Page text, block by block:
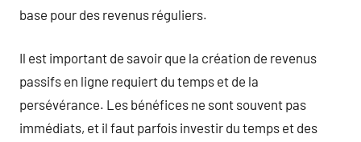
base pour des revenus réguliers.
Il est important de savoir que la création de revenus
passifs en ligne requiert du temps et de la
persévérance. Les bénéfices ne sont souvent pas
immédiats, et il faut parfois investir du temps et des